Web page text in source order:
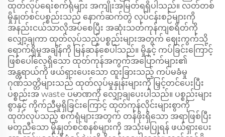
ထုတ်လုပ်ရေးစက်ရုံများ အကျိုးအမြတ်ရရှိပါသည်။ လတ်တစ်
မှိုနှုတ်စင်ပစ္စည်းသည် နောက်ဆက်တွဲ လုပ်ငန်းစဉ်များကို
အနည်းငယ်သာလိုအပ်စေပြီး အဆုံးသတ်ကုန်ကျစရိတ်ကို
လျှော့ချကာ ထုတ်လုပ်သည့်ပစ္စည်းများအတွက် ဈေးကွက်သို့
ရောက်ရှိမှုအချိန်ကို မြန်ဆန်စေပါသည်။ မှိုနှင့် ကပ်ခြင်းကြောင့်
ဖြစ်ပေါ်လေ့ရှိသော ထုတ်ကုန်အကွက်အပြောက်များ၏
အန္တရာယ်ကို ဖယ်ရှားပေးသော ထူးခြားသည့် ကပ်မခံမှု
ဂုဏ်သတ္တိများသည် ထုတ်လုပ်မှုနှုန်းများကို မြှင့်တင်ပေးပြီး
ပစ္စည်းအ waste ပမာဏကို လျှော့ချပေးပါသည်။ ပစ္စည်းများ
စွာနှင့် ကိုက်ညီမှုရှိခြင်းကြောင့် ထုတ်ကုန်လိုင်းများစွာကို
ထုတ်လုပ်သည့် စက်ရုံများအတွက် တန်ဖိုးရှိသော အရာဖြစ်ပြီး
မတူညီသော မှိုနှုတ်စင်စနစ်များကို အသုံးမပြုရန် ဖယ်ရှားပေး